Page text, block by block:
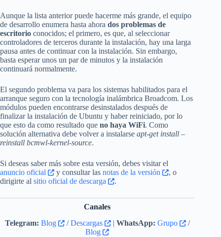
Aunque la lista anterior puede hacerme más grande, el equipo
de desarrollo enumera hasta ahora dos problemas de
escritorio conocidos; el primero, es que, al seleccionar
controladores de terceros durante la instalación, hay una larga
pausa antes de continuar con la instalación. Sin embargo,
basta esperar unos un par de minutos y la instalación
continuará normalmente.
El segundo problema va para los sistemas habilitados para el
arranque seguro con la tecnología inalámbrica Broadcom. Los
módulos pueden encontrarse desinstalados después de
finalizar la instalación de Ubuntu y haber reiniciado, por lo
que esto da como resultado que no haya WiFi. Como
solución alternativa debe volver a instalarse apt-get install –
reinstall bcmwl-kernel-source.
Si deseas saber más sobre esta versión, debes visitar el
anuncio oficial
y consultar las notas de la versión
, o
dirigirte al sitio oficial de descarga .
Canales
Telegram: Blog /Descargas | WhatsApp: Grupo
/
Blog